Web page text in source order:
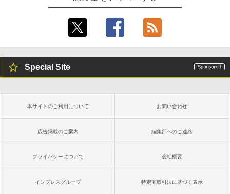
Special Site
本サイトのご利用について お問い合わせ
広告掲載のご案内 編集部へのご連絡
プライバシーについて 会社概要
インプレスグループ 特定商取引法に基づく表示